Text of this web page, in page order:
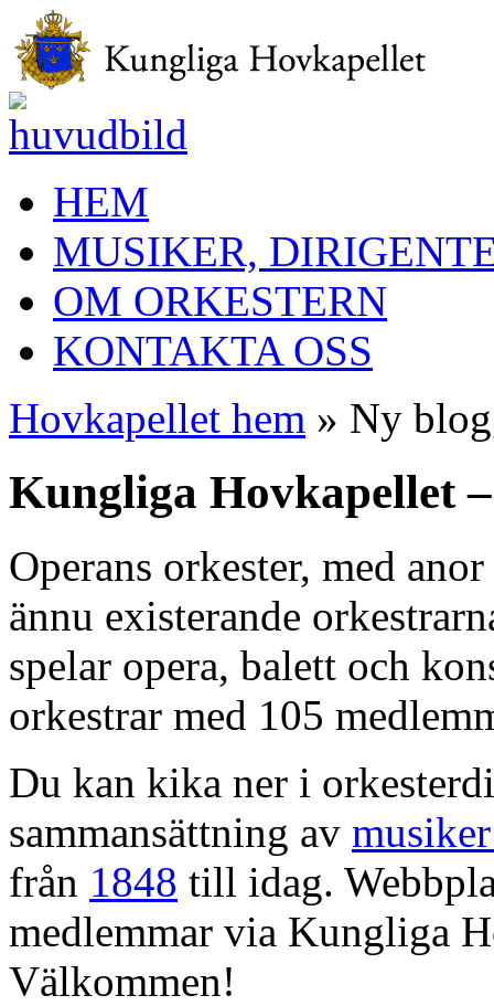
HEM
MUSIKER,
OM ORKESTERN
KONTAKTA OSS
Hovkapellet hem » Ny
Kungliga Hovkapellet
Operans orkester, med
ännu existerande
spelar opera, balett och
orkestrar med 105
Du kan kika ner i
sammansättning av
från 1848 till idag.
medlemmar via Kungliga
Välkommen!